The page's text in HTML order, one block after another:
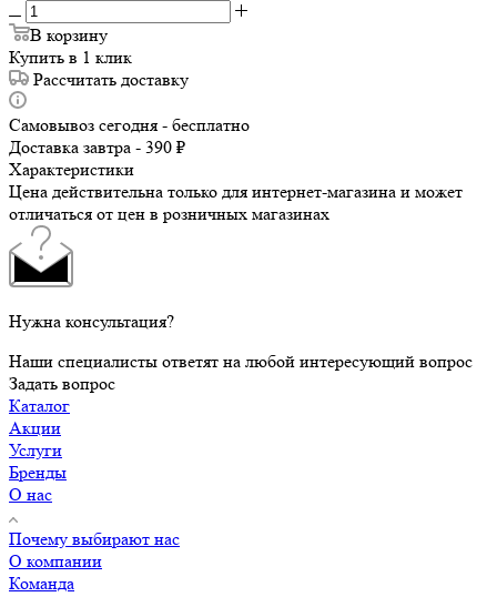
В корзину
Купить в 1 клик
Рассчитать доставку
Самовывоз сегодня - бесплатно
Доставка завтра - 390 ₽
Характеристики
Цена действительна только для интернет-магазина и может
отличаться от цен в розничных магазинах
Нужна консультация?
Наши специалисты ответят на любой интересующий вопрос
Задать вопрос
Каталог
Акции
Услуги
Бренды
О нас
Почему выбирают нас
О компании
Команда